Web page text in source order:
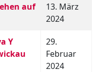
auf
13. März
2024
Y
29.
Februar
2024